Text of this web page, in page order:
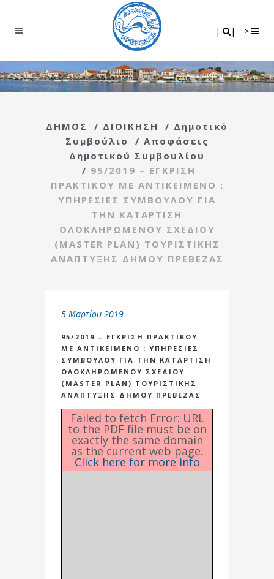
| | ->
ΔΗΜΟΣ / ΔΙΟΙΚΗΣΗ / Δημοτικό
Συμβούλιο
/ Αποφάσεις
Δημοτικού Συμβουλίου
/ 95/2019 – ΕΓΚΡΙΣΗ
ΠΡΑΚΤΙΚΟΥ ΜΕ ΑΝΤΙΚΕΙΜΕΝΟ :
ΥΠΗΡΕΣΙΕΣ ΣΥΜΒΟΥΛΟΥ ΓΙΑ
ΤΗΝ ΚΑΤΑΡΤΙΣΗ
ΟΛΟΚΛΗΡΩΜΕΝΟΥ ΣΧΕΔΙΟΥ
(MASTER PLAN) ΤΟΥΡΙΣΤΙΚΗΣ
ΑΝΑΠΤΥΞΗΣ ΔΗΜΟΥ ΠΡΕΒΕΖΑΣ
5 Μαρτίου 2019
95/2019 – ΕΓΚΡΙΣΗ ΠΡΑΚΤΙΚΟΥ
ΜΕ ΑΝΤΙΚΕΙΜΕΝΟ : ΥΠΗΡΕΣΙΕΣ
ΣΥΜΒΟΥΛΟΥ ΓΙΑ ΤΗΝ ΚΑΤΑΡΤΙΣΗ
ΟΛΟΚΛΗΡΩΜΕΝΟΥ ΣΧΕΔΙΟΥ
(MASTER PLAN) ΤΟΥΡΙΣΤΙΚΗΣ
ΑΝΑΠΤΥΞΗΣ ΔΗΜΟΥ ΠΡΕΒΕΖΑΣ
Failed to fetch Error: URL
to the PDF file must be on
exactly the same domain
as the current web page.
Click here for more info